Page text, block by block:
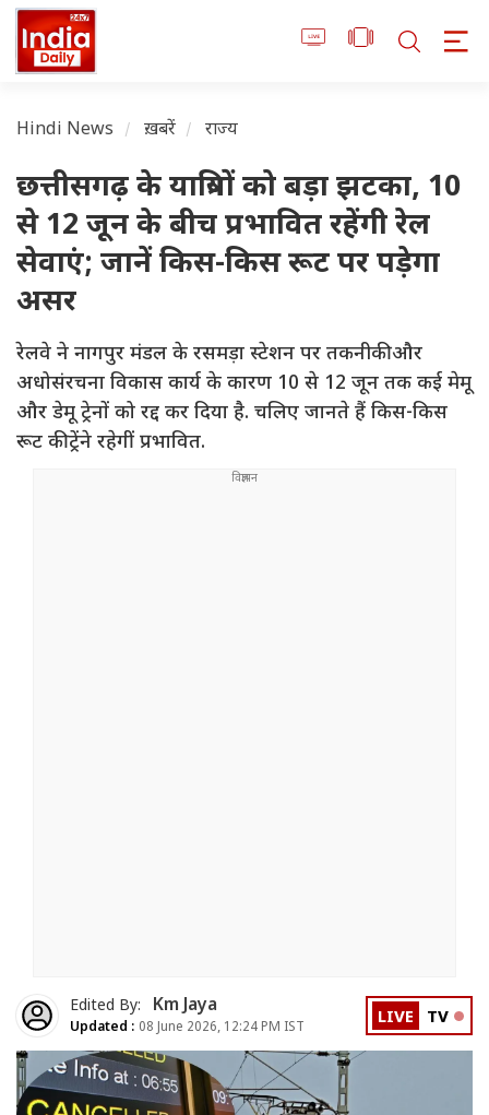
Hindi News ख़बरें राज्य
छत्तीसगढ़ के यात्रियों को बड़ा झटका, 10
से 12 जून के बीच प्रभावित रहेंगी रेल
सेवाएं; जानें किस-किस रूट पर पड़ेगा
असर
रेलवे ने नागपुर मंडल के रसमड़ा स्टेशन पर तकनीकी और
अधोसंरचना विकास कार्य के कारण 10 से 12 जून तक कई मेमू
और डेमू ट्रेनों को रद्द कर दिया है. चलिए जानते हैं किस-किस
रूट की ट्रेंने रहेगीं प्रभावित.
Edited By: Km Jaya
Updated : 08 June 2026, 12:24 PM IST LIVE TV